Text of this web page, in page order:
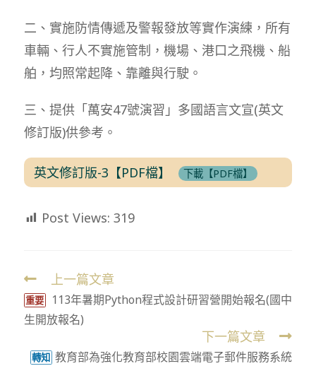
二、實施防情傳遞及警報發放等實作演練，所有
車輛、行人不實施管制，機場、港口之飛機、船
舶，均照常起降、靠離與行駛。
三、提供「萬安47號演習」多國語言文宣(英文
修訂版)供參考。
英文修訂版-3【PDF檔】 下載【PDF檔】
Post Views: 319
Read
more
articles
上一篇文章
重要
113年暑期Python程式設計研習營開始報名(國中
生開放報名)
下一篇文章
轉知 教育部為強化教育部校園雲端電子郵件服務系統